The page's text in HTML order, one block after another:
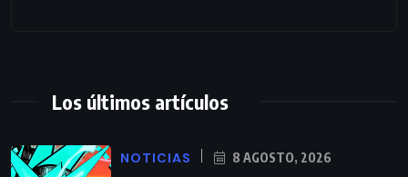
Los últimos artículos
NOTICIAS 8 AGOSTO, 2026